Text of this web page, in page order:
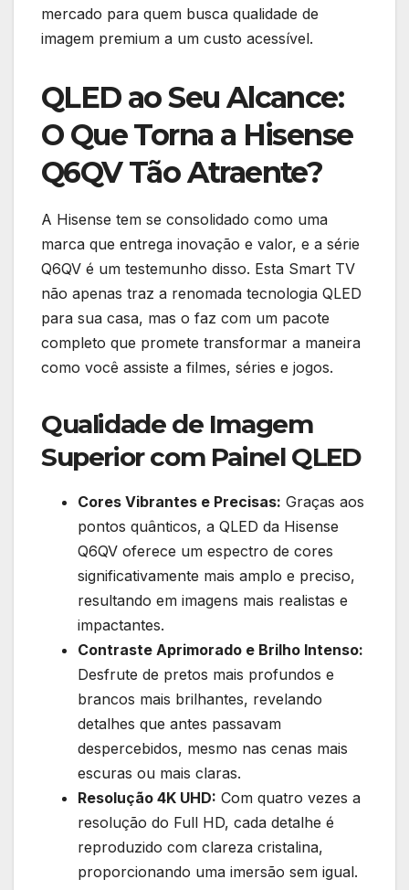
mercado para quem busca qualidade de
imagem premium a um custo acessível.
QLED ao Seu Alcance:
O Que Torna a Hisense
Q6QV Tão Atraente?
A Hisense tem se consolidado como uma
marca que entrega inovação e valor, e a série
Q6QV é um testemunho disso. Esta Smart TV
não apenas traz a renomada tecnologia QLED
para sua casa, mas o faz com um pacote
completo que promete transformar a maneira
como você assiste a filmes, séries e jogos.
Qualidade de Imagem
Superior com Painel QLED
Cores Vibrantes e Precisas: Graças aos
pontos quânticos, a QLED da Hisense
Q6QV oferece um espectro de cores
significativamente mais amplo e preciso,
resultando em imagens mais realistas e
impactantes.
Contraste Aprimorado e Brilho Intenso:
Desfrute de pretos mais profundos e
brancos mais brilhantes, revelando
detalhes que antes passavam
despercebidos, mesmo nas cenas mais
escuras ou mais claras.
Resolução 4K UHD: Com quatro vezes a
resolução do Full HD, cada detalhe é
reproduzido com clareza cristalina,
proporcionando uma imersão sem igual.